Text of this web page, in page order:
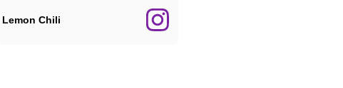
Lemon Chili